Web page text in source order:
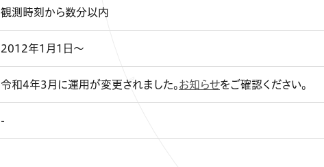
観測時刻から数分以内
2012年1月1日～
令和4年3月に運用が変更されました。お知らせをご確認ください。
-